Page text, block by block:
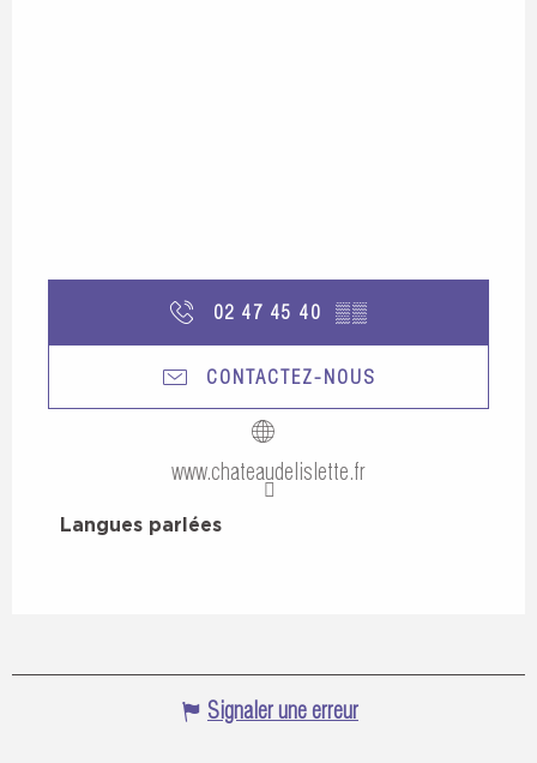
02 47 45 40 ▒▒
CONTACTEZ-NOUS
www.chateaudelislette.fr
Langues parlées
Langues parlées
Signaler une erreur